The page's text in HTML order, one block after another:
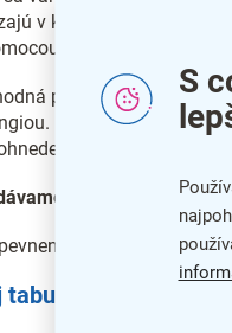
S
v každom rohu tabule
obojstrannej lepiacej
pre všetky typy
Drevené tabule
a tmavohnedej
iba v zaoblenom
k stene je